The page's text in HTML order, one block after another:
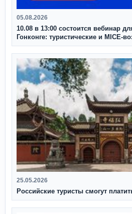
05.08.2026
10.08 в 13:00 состоится вебинар
Гонконге: туристические и MICE-
25.05.2026
Российские туристы смогут